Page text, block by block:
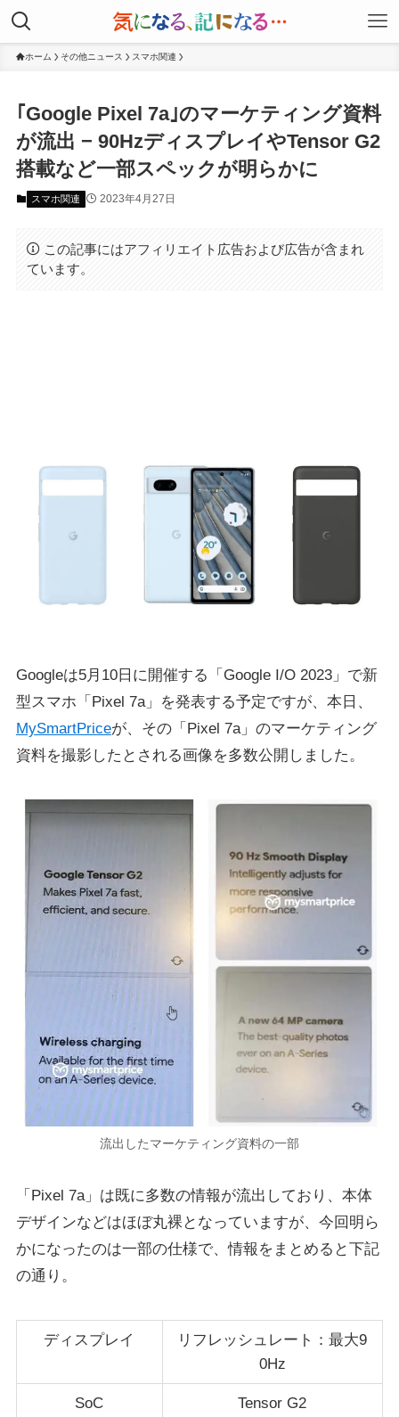
ホーム その他ニュース スマホ関連
｢Google Pixel 7a｣のマーケティング資料
が流出 − 90HzディスプレイやTensor G2
搭載など一部スペックが明らかに
スマホ関連 2023年4月27日
この記事にはアフィリエイト広告および広告が含まれ
ています。
Googleは5月10日に開催する「Google I/O 2023」で新
型スマホ「Pixel 7a」を発表する予定ですが、本日、
MySmartPriceが、その「Pixel 7a」のマーケティング
資料を撮影したとされる画像を多数公開しました。
流出したマーケティング資料の一部
「Pixel 7a」は既に多数の情報が流出しており、本体
デザインなどはほぼ丸裸となっていますが、今回明ら
かになったのは一部の仕様で、情報をまとめると下記
の通り。
ディスプレイ
リフレッシュレート：最大9
0Hz
SoC Tensor G2